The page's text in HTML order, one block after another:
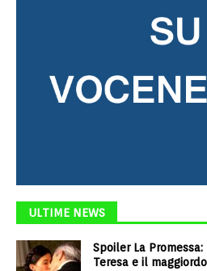
ULTIME NEWS
Spoiler La
Teresa e il